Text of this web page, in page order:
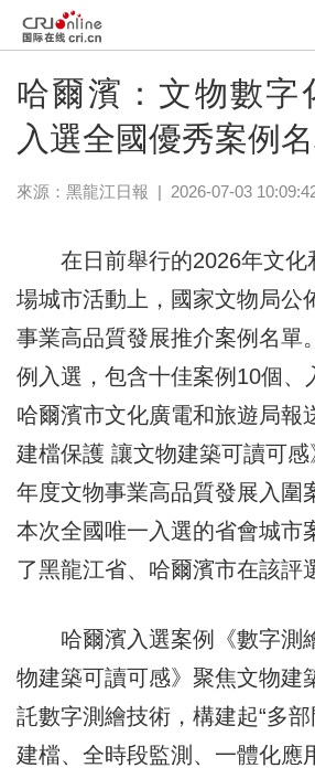
哈爾濱：文物數字
入選全國優秀案例
來源： 黑龍江日報 | 2026-07-03
在日前舉行的2026年文化
場城市活動上，國家文物局公
事業高品質發展推介案例名單
例入選，包含十佳案例10個、
哈爾濱市文化廣電和旅遊局報
建檔保護 讓文物建築可讀可
年度文物事業高品質發展入圍
本次全國唯一入選的省會城市
了黑龍江省、哈爾濱市在該評
哈爾濱入選案例《數字測
物建築可讀可感》聚焦文物建
託數字測繪技術，構建起“多
建檔、全時段監測、一體化應